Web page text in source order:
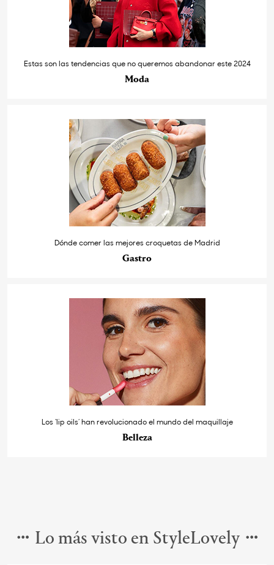
Estas son las tendencias que no queremos abandonar este 2024
Moda
Dónde comer las mejores croquetas de Madrid
Gastro
Los ‘lip oils’ han revolucionado el mundo del maquillaje
Belleza
Lo más visto en StyleLovely